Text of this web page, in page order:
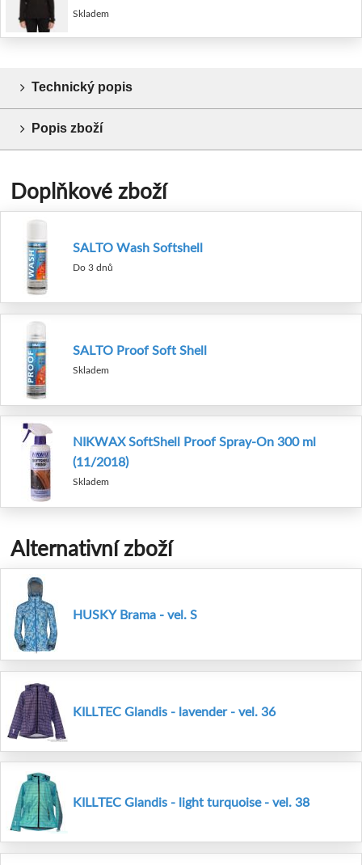
Skladem
Technický popis
Popis zboží
Doplňkové zboží
SALTO Wash Softshell
Do 3 dnů
SALTO Proof Soft Shell
Skladem
NIKWAX SoftShell Proof Spray-On 300 ml
(11/2018)
Skladem
Alternativní zboží
HUSKY Brama - vel. S
KILLTEC Glandis - lavender - vel. 36
KILLTEC Glandis - light turquoise - vel. 38